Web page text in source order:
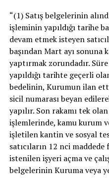
“(1) Satış belgelerinin
işleminin yapıldığı tarihe
devam etmek isteyen
başından Mart ayı sonuna
yaptırmak zorundadır.
yapıldığı tarihte geçerli
bedelinin, Kurumun ilan
sicil numarası beyan
yapılır. Son rakamı tek
işlemlerinde, kamu kurum
işletilen kantin ve sosyal
satıcıların 12 nci
istenilen işyeri açma ve
belgelerinin Kuruma veya